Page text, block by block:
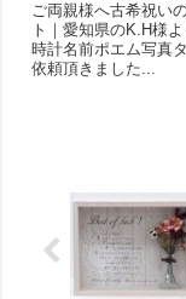
ご両親様へ古希祝い
ト｜愛知県のK.H様
時計名前ポエム写真
依頼頂きました...